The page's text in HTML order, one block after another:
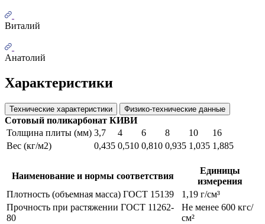
Виталий
Анатолий
Характеристики
Технические характеристики Физико-технические данные
Сотовый поликарбонат КИВИ
Толщина плиты (мм) 3,7 4 6 8 10
16
Вес (кг/м2)
0,435 0,510 0,810 0,935 1,035 1,885
Наименование и нормы соответствия
Единицы
измерения
Плотность (объемная масса) ГОСТ 15139
1,19 г/см³
Прочность при растяжении ГОСТ 11262-
80
Не менее 600 кгс/
см²